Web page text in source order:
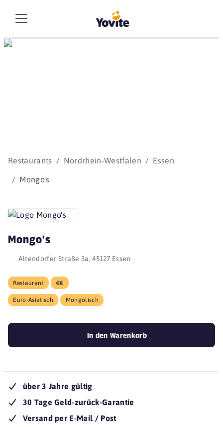
Restaurants Nordrhein-Westfalen Essen
Mongo's
Mongo's
Altendorfer Straße 3a, 45127 Essen
Restaurant €€
Euro-Asiatisch Mongolisch
In den Warenkorb
über 3 Jahre gültig
30 Tage Geld-zurück-Garantie
Versand per E-Mail / Post